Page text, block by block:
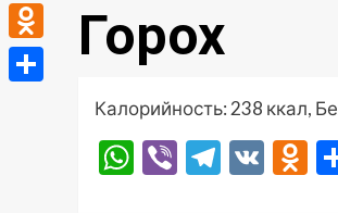
Горох
Калорийность: 238 ккал,
WhatsApp
Viber VK
VK
Odnoklassniki
Отправить